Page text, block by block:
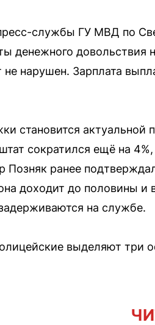
службы ГУ МВД по
денежного
нарушен. Зарплата
становится актуальной
сократился ещё на
Позняк ранее
доходит до половины
на службе.
выделяют три